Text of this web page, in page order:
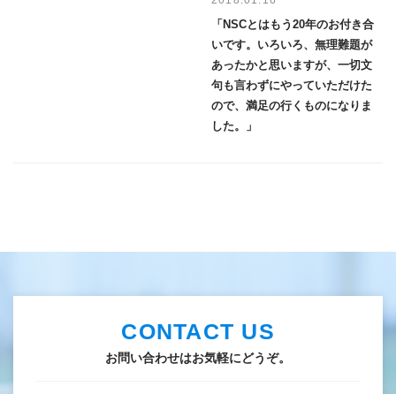
「NSCとはもう20年のお付き合
いです。いろいろ、無理難題が
あったかと思いますが、一切文
句も言わずにやっていただけた
ので、満足の行くものになりま
した。」
CONTACT US
お問い合わせはお気軽にどうぞ。